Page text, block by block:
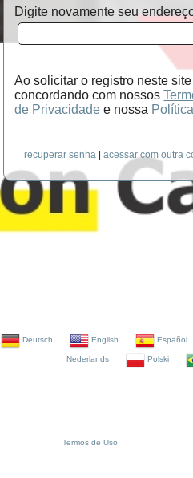
Digite novamente seu
Ao solicitar o registro neste
concordando com nossos
de Privacidade e nossa
recuperar senha| acessar com outra
Deutsch English Español
Nederlands Polski
Termos de Uso